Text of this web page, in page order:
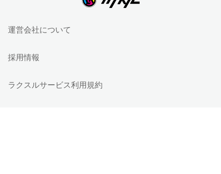
運営会社について
採用情報
ラクスルサービス利用規約